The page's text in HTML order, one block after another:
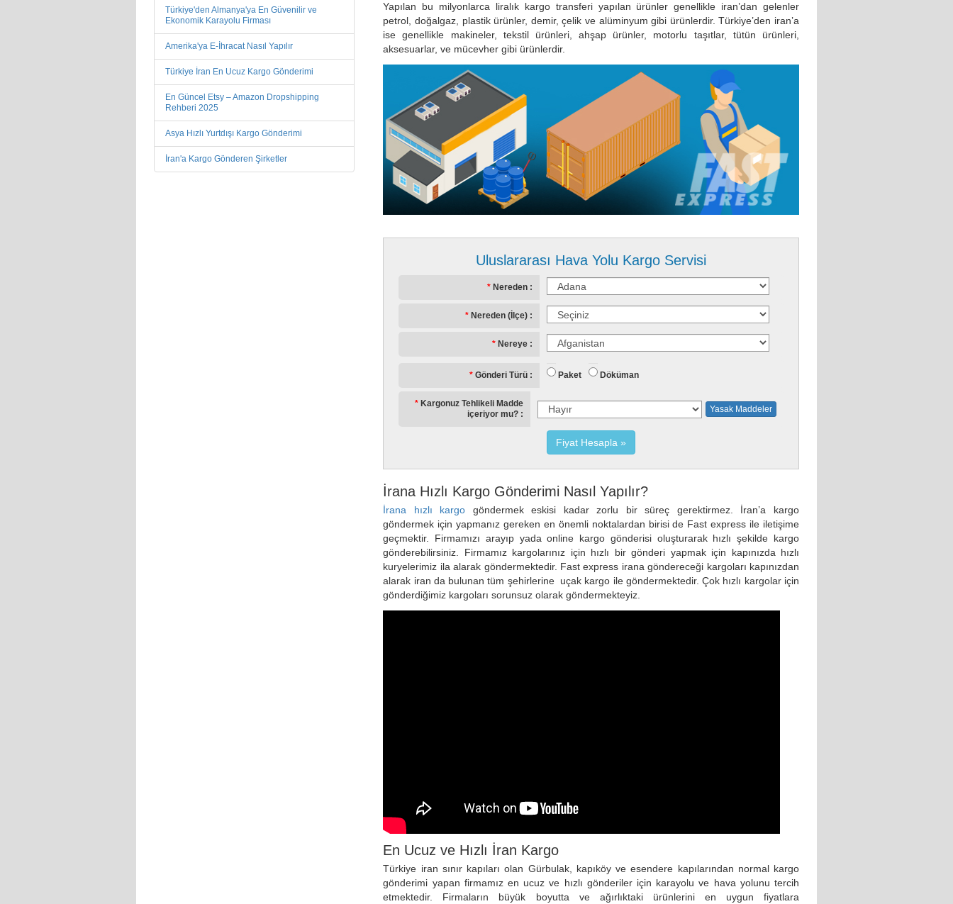
Türkiye'den Almanya'ya En Güvenilir ve
Ekonomik Karayolu Firması
Amerika'ya E-İhracat Nasıl Yapılır
Türkiye İran En Ucuz Kargo Gönderimi
En Güncel Etsy – Amazon Dropshipping
Rehberi 2025
Asya Hızlı Yurtdışı Kargo Gönderimi
İran'a Kargo Gönderen Şirketler
Uluslararası Hava Yolu Kargo Servisi
Nereden
Nereden (İlçe)
Nereye
Gönderi Türü Paket Döküman
Kargonuz Tehlikeli Madde
içeriyor mu?
Yasak Maddeler
Fiyat Hesapla
Yapılan bu milyonlarca liralık kargo transferi yapılan ürünler genellikle iran’dan gelenler
petrol, doğalgaz, plastik ürünler, demir, çelik ve alüminyum gibi ürünlerdir. Türkiye’den iran’a
ise genellikle makineler, tekstil ürünleri, ahşap ürünler, motorlu taşıtlar, tütün ürünleri,
aksesuarlar, ve mücevher gibi ürünlerdir.
İrana Hızlı Kargo Gönderimi Nasıl Yapılır?
İrana hızlı kargo göndermek eskisi kadar zorlu bir süreç gerektirmez. İran’a kargo
göndermek için yapmanız gereken en önemli noktalardan birisi de Fast express ile iletişime
geçmektir. Firmamızı arayıp yada online kargo gönderisi oluşturarak hızlı şekilde kargo
gönderebilirsiniz. Firmamız kargolarınız için hızlı bir gönderi yapmak için kapınızda hızlı
kuryelerimiz ila alarak göndermektedir. Fast express irana göndereceği kargoları kapınızdan
alarak iran da bulunan tüm şehirlerine uçak kargo ile göndermektedir. Çok hızlı kargolar için
gönderdiğimiz kargoları sorunsuz olarak göndermekteyiz.
En Ucuz ve Hızlı İran Kargo
Türkiye iran sınır kapıları olan Gürbulak, kapıköy ve esendere kapılarından normal kargo
gönderimi yapan firmamız en ucuz ve hızlı gönderiler için karayolu ve hava yolunu tercih
etmektedir. Firmaların büyük boyutta ve ağırlıktaki ürünlerini en uygun fiyatlara